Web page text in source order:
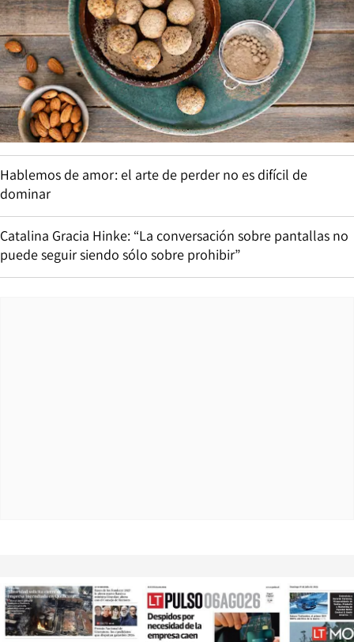
Hablemos de amor: el arte de perder no es difícil de
dominar
Catalina Gracia Hinke: “La conversación sobre pantallas no
puede seguir siendo sólo sobre prohibir”
Opens in new window Opens in